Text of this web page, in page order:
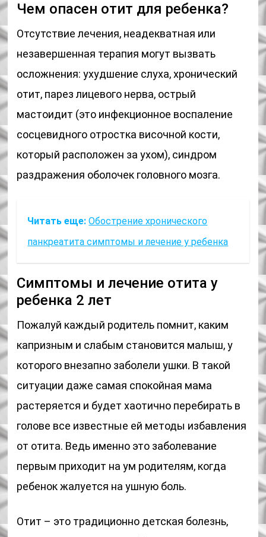
Чем опасен отит для ребенка?
Отсутствие лечения, неадекватная или
незавершенная терапия могут вызвать
осложнения: ухудшение слуха, хронический
отит, парез лицевого нерва, острый
мастоидит (это инфекционное воспаление
сосцевидного отростка височной кости,
который расположен за ухом), синдром
раздражения оболочек головного мозга.
Читать еще: Обострение хронического
панкреатита симптомы и лечение у ребенка
Симптомы и лечение отита у
ребенка 2 лет
Пожалуй каждый родитель помнит, каким
капризным и слабым становится малыш, у
которого внезапно заболели ушки. В такой
ситуации даже самая спокойная мама
растеряется и будет хаотично перебирать в
голове все известные ей методы избавления
от отита. Ведь именно это заболевание
первым приходит на ум родителям, когда
ребенок жалуется на ушную боль.
Отит – это традиционно детская болезнь,